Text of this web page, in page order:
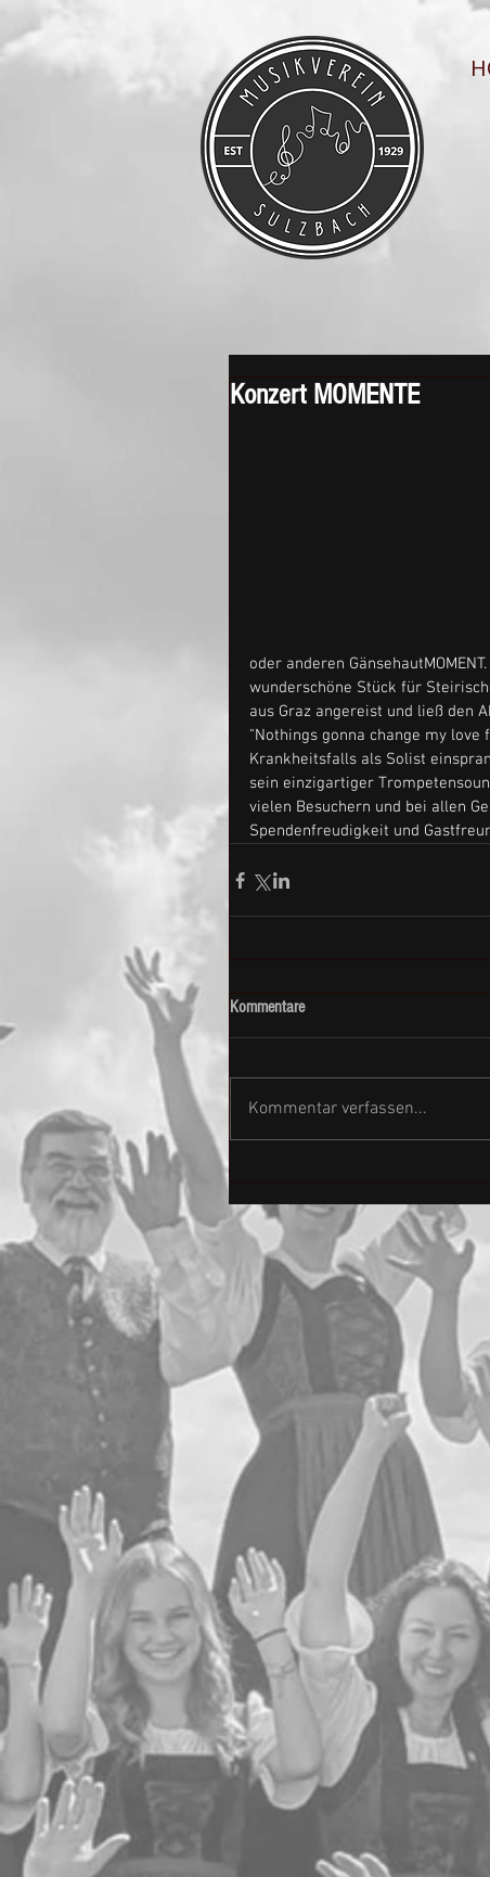
Konzert MOMENTE
oder anderen
wunderschöne Stück für
aus Graz angereist und ließ den
"Nothings gonna change my
Krankheitsfalls als Solist
sein einzigartiger
vielen Besuchern und bei allen
Spendenfreudigkeit und
Kommentare
Kommentar verfassen...